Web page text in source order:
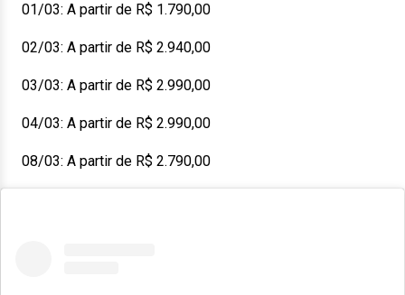
01/03: A partir de R$ 1.790,00
02/03: A partir de R$ 2.940,00
03/03: A partir de R$ 2.990,00
04/03: A partir de R$ 2.990,00
08/03: A partir de R$ 2.790,00